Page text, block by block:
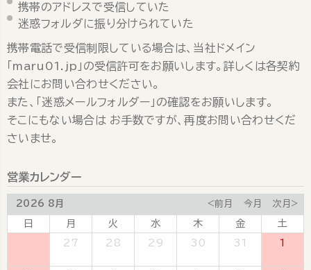
携帯のアドレスで受信していた
迷惑フォルダに振り分けられていた
携帯電話で受信制限している場合は、当社ドメイン
「maru01.jp」の受信許可をお願いします。詳しくは各契約
会社にお問い合わせください。
また、「迷惑メールフォルダー」の確認をお願いします。
そこにもない場合は お手数ですが、再度お問い合わせくだ
さいませ。
営業カレンダー
2026 8月 <前月 今月 次月>
日 月 火 水 木 金
土
27 28 29 30 31 1